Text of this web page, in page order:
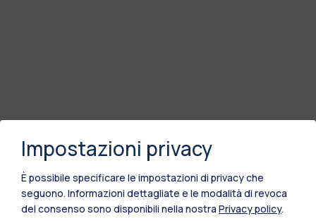
Impostazioni privacy
È possibile specificare le impostazioni di privacy che
seguono. Informazioni dettagliate e le modalità di revoca
del consenso sono disponibili nella nostra Privacy policy.